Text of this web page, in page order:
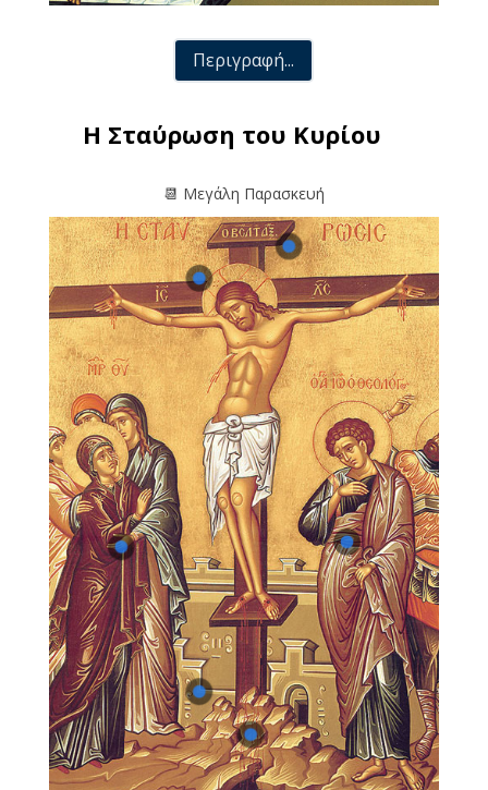
Περιγραφή...
Η Σταύρωση του Κυρίου
📆 Μεγάλη Παρασκευή